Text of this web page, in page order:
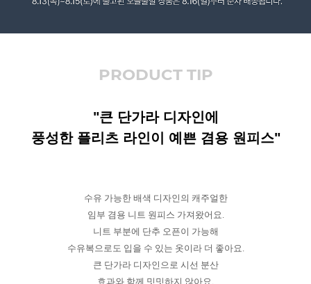
PRODUCT TIP
"큰 단가라 디자인에
풍성한 플리츠 라인이 예쁜 겸용 원피스"
수유 가능한 배색 디자인의 캐주얼한
임부 겸용 니트 원피스 가져왔어요.
니트 부분에 단추 오픈이 가능해
수유복으로도 입을 수 있는 옷이라 더 좋아요.
큰 단가라 디자인으로 시선 분산
효과와 함께 밋밋하지 않아요.